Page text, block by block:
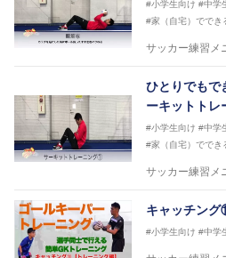
#小学生向け #中学
#家（自宅）ででき
サッカー練習メ
ひとりでも
ーキットト
#小学生向け #中学
#家（自宅）ででき
サッカー練習メ
キャッチング
#小学生向け #中学